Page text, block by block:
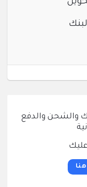
والشحن والدفع